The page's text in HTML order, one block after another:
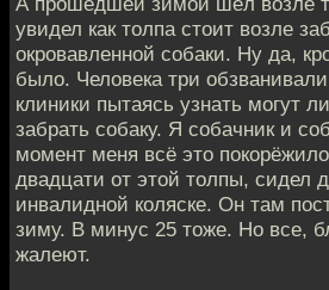
увидел как толпа стоит возле
окровавленной собаки. Ну да,
было. Человека три
клиники пытаясь узнать могут
забрать собаку. Я собачник и
момент меня всё это
двадцати от этой толпы, сидел
инвалидной коляске. Он там
зиму. В минус 25 тоже. Но все,
жалеют.